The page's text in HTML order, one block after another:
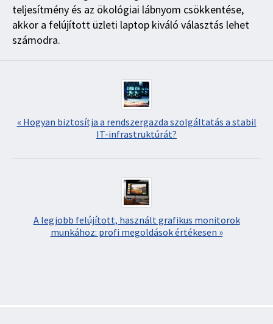
teljesítmény és az ökológiai lábnyom csökkentése,
akkor a felújított üzleti laptop kiváló választás lehet
számodra.
« Hogyan biztosítja a rendszergazda szolgáltatás a stabil
IT-infrastruktúrát?
A legjobb felújított, használt grafikus monitorok
munkához: profi megoldások értékesen »